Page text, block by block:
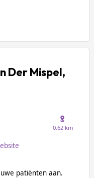
Der Mispel,
0.62 km
patiënten aan.